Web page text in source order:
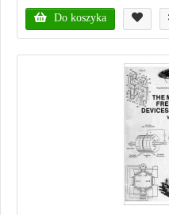
Do koszyka